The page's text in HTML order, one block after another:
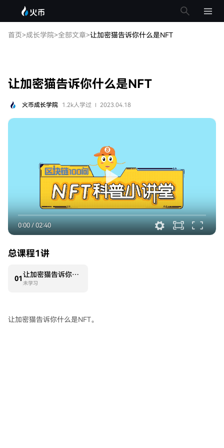
首页>成长学院>全部文章>让加密猫告诉你什么是NFT
0:00/ 02:40
让加密猫告诉你什么是NFT
火币成长学院 1.2k人学过 2023.04.18
总课程1讲
01 让加密猫告诉你什么是NFT
未学习
让加密猫告诉你什么是NFT。
让加密猫告诉你什么是NFT